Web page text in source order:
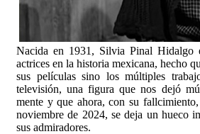
Nacida en 1931, Silvia Pinal Hidalgo
actrices en la historia mexicana, hecho
sus películas sino los múltiples
televisión, una figura que nos dejó
mente y que ahora, con su
noviembre de 2024, se deja un hueco
sus admiradores.